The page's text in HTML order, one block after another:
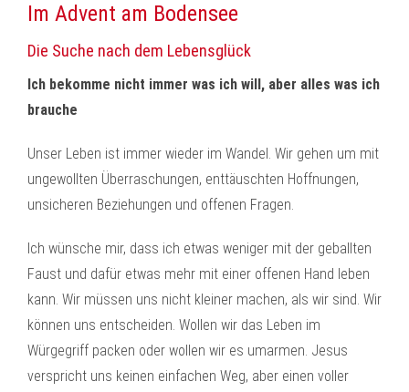
Im Advent am Bodensee
Die Suche nach dem Lebensglück
Ich bekomme nicht immer was ich will, aber alles was ich
brauche
Unser Leben ist immer wieder im Wandel. Wir gehen um mit
ungewollten Überraschungen, enttäuschten Hoffnungen,
unsicheren Beziehungen und offenen Fragen.
Ich wünsche mir, dass ich etwas weniger mit der geballten
Faust und dafür etwas mehr mit einer offenen Hand leben
kann. Wir müssen uns nicht kleiner machen, als wir sind. Wir
können uns entscheiden. Wollen wir das Leben im
Würgegriff packen oder wollen wir es umarmen. Jesus
verspricht uns keinen einfachen Weg, aber einen voller